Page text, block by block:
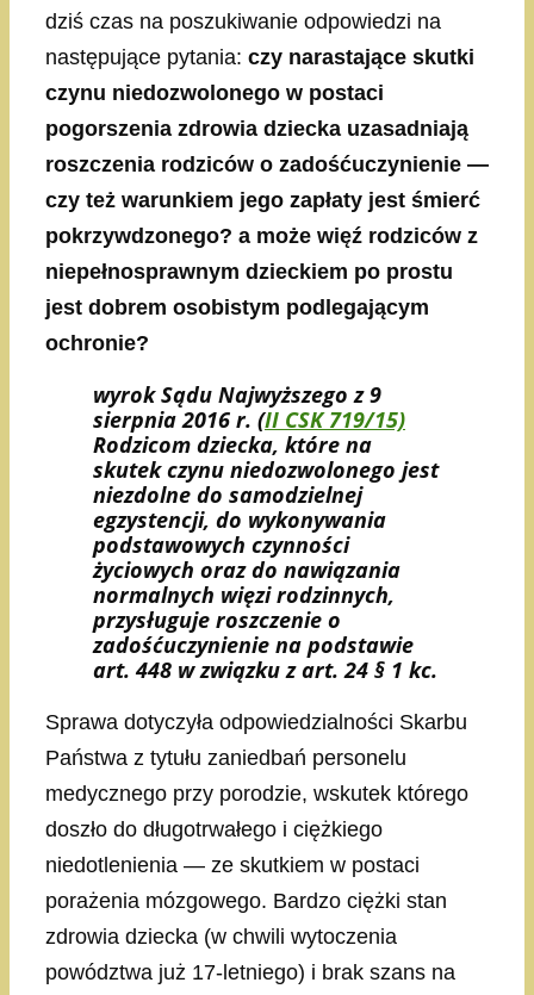
dziś czas na poszukiwanie odpowiedzi na
następujące pytania: czy narastające skutki
czynu niedozwolonego w postaci
pogorszenia zdrowia dziecka uzasadniają
roszczenia rodziców o zadośćuczynienie —
czy też warunkiem jego zapłaty jest śmierć
pokrzywdzonego? a może więź rodziców z
niepełnosprawnym dzieckiem po prostu
jest dobrem osobistym podlegającym
ochronie?
wyrok Sądu Najwyższego z 9
sierpnia 2016 r. (II CSK 719/15)
Rodzicom dziecka, które na
skutek czynu niedozwolonego jest
niezdolne do samodzielnej
egzystencji, do wykonywania
podstawowych czynności
życiowych oraz do nawiązania
normalnych więzi rodzinnych,
przysługuje roszczenie o
zadośćuczynienie na podstawie
art. 448 w związku z art. 24 § 1 kc.
Sprawa dotyczyła odpowiedzialności Skarbu
Państwa z tytułu zaniedbań personelu
medycznego przy porodzie, wskutek którego
doszło do długotrwałego i ciężkiego
niedotlenienia — ze skutkiem w postaci
porażenia mózgowego. Bardzo ciężki stan
zdrowia dziecka (w chwili wytoczenia
powództwa już 17-letniego) i brak szans na